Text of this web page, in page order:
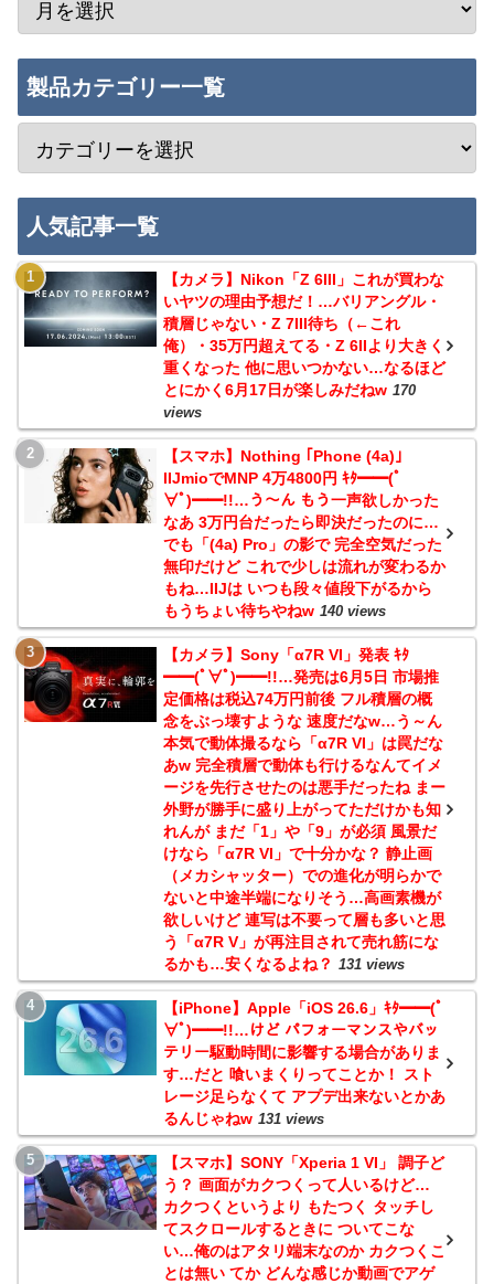
製品カテゴリー一覧
人気記事一覧
【カメラ】Nikon「Z 6III」これが買わな
いヤツの理由予想だ！…バリアングル・
積層じゃない・Z 7III待ち（←これ
俺）・35万円超えてる・Z 6IIより大きく
重くなった 他に思いつかない…なるほど
とにかく6月17日が楽しみだねw 170
views
【スマホ】Nothing ｢Phone (4a)｣
IIJmioでMNP 4万4800円 ｷﾀ━━(ﾟ
∀ﾟ)━━!!…う～ん もう一声欲しかった
なあ 3万円台だったら即決だったのに…
でも「(4a) Pro」の影で 完全空気だった
無印だけど これで少しは流れが変わるか
もね…IIJは いつも段々値段下がるから
もうちょい待ちやねw 140 views
【カメラ】Sony「α7R VI」発表 ｷﾀ
━━(ﾟ∀ﾟ)━━!!…発売は6月5日 市場推
定価格は税込74万円前後 フル積層の概
念をぶっ壊すような 速度だなw…う～ん
本気で動体撮るなら「α7R VI」は罠だな
あw 完全積層で動体も行けるなんてイメ
ージを先行させたのは悪手だったね まー
外野が勝手に盛り上がってただけかも知
れんが まだ「1」や「9」が必須 風景だ
けなら「α7R VI」で十分かな？ 静止画
（メカシャッター）での進化が明らかで
ないと中途半端になりそう…高画素機が
欲しいけど 連写は不要って層も多いと思
う「α7R V」が再注目されて売れ筋にな
るかも…安くなるよね？ 131 views
【iPhone】Apple「iOS 26.6」ｷﾀ━━(ﾟ
∀ﾟ)━━!!…けど パフォーマンスやバッ
テリー駆動時間に影響する場合がありま
す…だと 喰いまくりってことか！ スト
レージ足らなくて アプデ出来ないとかあ
るんじゃねw 131 views
【スマホ】SONY「Xperia 1 VI」 調子ど
う？ 画面がカクつくって人いるけど…
カクつくというより もたつく タッチし
てスクロールするときに ついてこな
い…俺のはアタリ端末なのか カクつくこ
とは無い てか どんな感じか動画でアゲ